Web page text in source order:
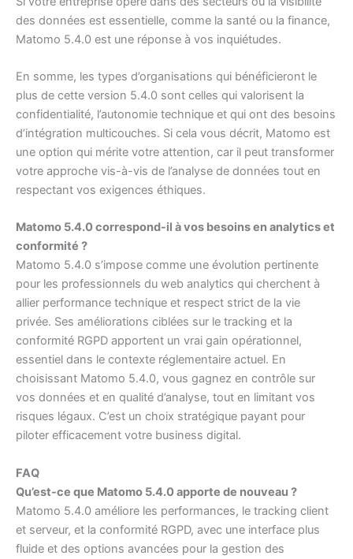
des données est essentielle, comme la santé ou la finance,
Matomo 5.4.0 est une réponse à vos inquiétudes.
En somme, les types d’organisations qui bénéficieront le
plus de cette version 5.4.0 sont celles qui valorisent la
confidentialité, l’autonomie technique et qui ont des besoins
d’intégration multicouches. Si cela vous décrit, Matomo est
une option qui mérite votre attention, car il peut transformer
votre approche vis-à-vis de l’analyse de données tout en
respectant vos exigences éthiques.
Matomo 5.4.0 correspond-il à vos besoins en analytics et
conformité ?
Matomo 5.4.0 s’impose comme une évolution pertinente
pour les professionnels du web analytics qui cherchent à
allier performance technique et respect strict de la vie
privée. Ses améliorations ciblées sur le tracking et la
conformité RGPD apportent un vrai gain opérationnel,
essentiel dans le contexte réglementaire actuel. En
choisissant Matomo 5.4.0, vous gagnez en contrôle sur
vos données et en qualité d’analyse, tout en limitant vos
risques légaux. C’est un choix stratégique payant pour
piloter efficacement votre business digital.
FAQ
Qu’est-ce que Matomo 5.4.0 apporte de nouveau ?
Matomo 5.4.0 améliore les performances, le tracking client
et serveur, et la conformité RGPD, avec une interface plus
fluide et des options avancées pour la gestion des